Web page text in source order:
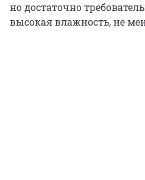
но достаточно
высокая влажность, не